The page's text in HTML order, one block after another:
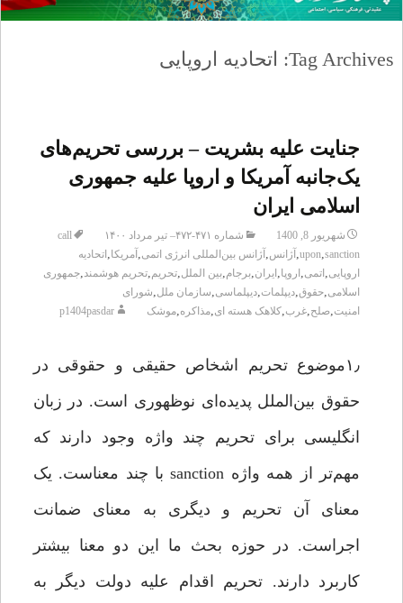
Tag Archives: اتحادیه اروپایی
جنایت علیه بشریت – بررسی تحریم‌های
یک‌جانبه آمریکا و اروپا علیه جمهوری
اسلامی ایران
شهریور 8, 1400 شماره ۴۷۱-۴۷۲– تیر مرداد ۱۴۰۰
call
upon,sanction
, آژانس, آژانس بین‌المللی انرژی اتمی, آمریکا, اتحادیه
اروپایی, اتمی, اروپا, ایران,برجام,بین الملل,تحریم,تحریم هوشمند,جمهوری
اسلامی,حقوق,دیپلمات,دیپلماسی,سازمان ملل,شورای
امنیت,صلح,غرب,کلاهک هسته ای,مذاکره,موشک p1404pasdar
۱٫موضوع تحریم اشخاص حقیقی و حقوقی در
حقوق بین‌الملل پدیده‌ای نوظهوری است. در زبان
انگلیسی برای تحریم چند واژه وجود دارند که
مهم‌تر از همه واژه sanction با چند معناست. یک
معنای آن تحریم و دیگری به معنای ضمانت
اجراست. در حوزه بحث ما این دو معنا بیشتر
کاربرد دارند. تحریم اقدام علیه دولت دیگر به